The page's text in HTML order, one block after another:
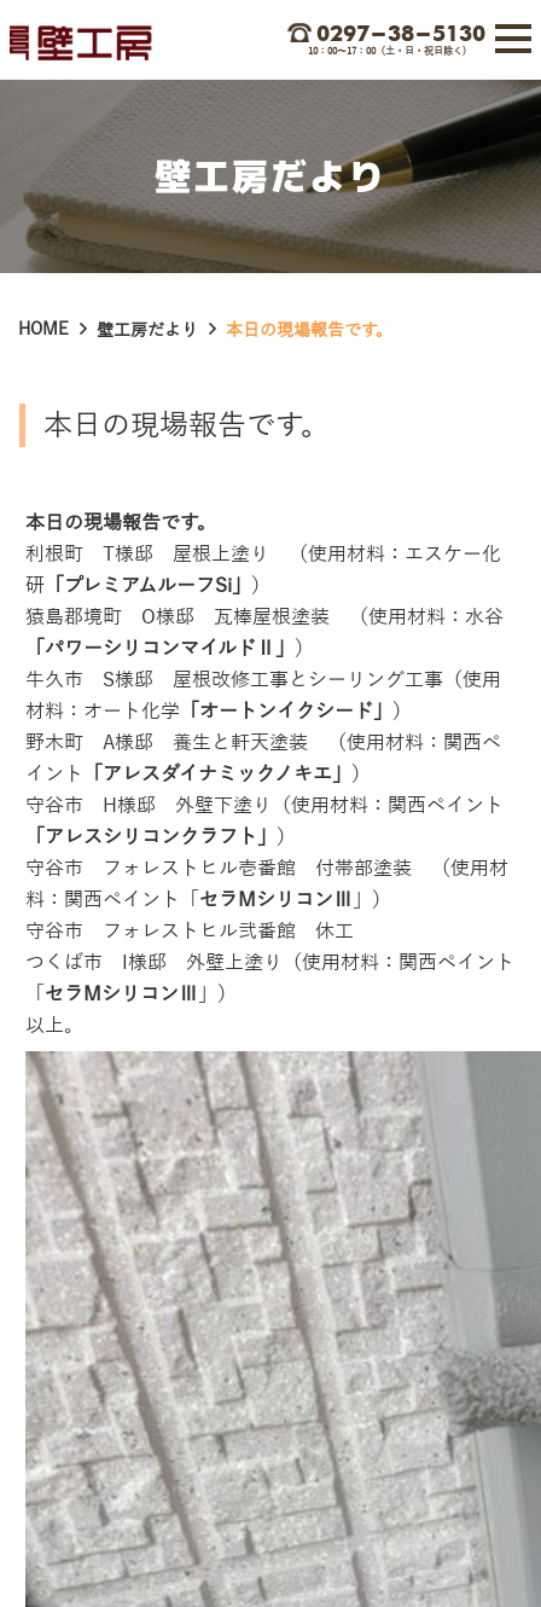
0297-38-5130
10：00〜17：00（土・日・祝日除く)
壁工房だより
HOME 壁工房だより 本日の現場報告です。
本日の現場報告です。
本日の現場報告です。
利根町 T様邸 屋根上塗り （使用材料：エスケー化
研 「プレミアムルーフSi」 ）
猿島郡境町 O様邸 瓦棒屋根塗装 （使用材料：水谷
「パワーシリコンマイルドⅡ」 ）
牛久市 S様邸 屋根改修工事とシーリング工事（使用
材料：オート化学 「オートンイクシード」 ）
野木町 A様邸 養生と軒天塗装 （使用材料：関西ペ
イント
「アレスダイナミックノキエ」 ）
守谷市 H様邸 外壁下塗り（使用材料：関西ペイント
「アレスシリコンクラフト」 ）
守谷市 フォレストヒル壱番館 付帯部塗装 （使用材
料：関西ペイント「 セラMシリコンⅢ
」）
守谷市 フォレストヒル弐番館 休工
つくば市 I様邸 外壁上塗り（使用材料：関西ペイント
セラMシリコンⅢ
」）
以上。